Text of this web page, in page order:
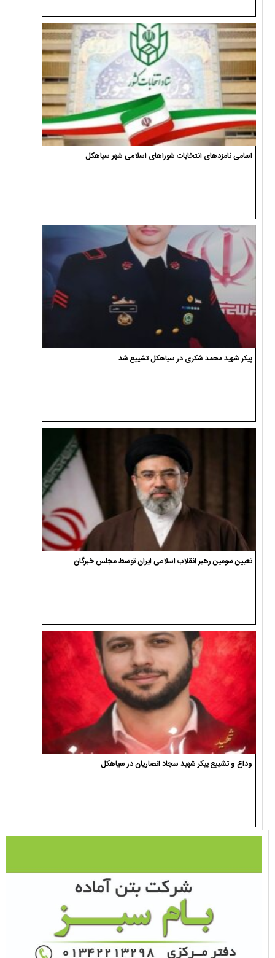
اسامی نامزدهای انتخابات شوراهای اسلامی شهر سیاهکل
پیکر شهید محمد شکری در سیاهکل تشییع شد
تعیین سومین رهبر انقلاب اسلامی ایران توسط مجلس خبرگان
وداع و تشییع پیکر شهید سجاد انصاریان در سیاهکل